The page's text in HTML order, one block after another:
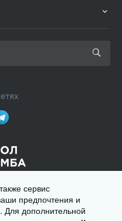
сервис
предпочтения и
Для дополнительной